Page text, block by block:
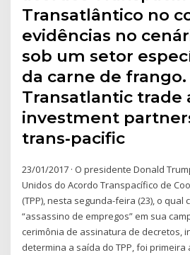
Transatlântico no
evidências no
sob um setor
da carne de frango.
Transatlantic trade
investment
trans‐pacific
23/01/2017 · O presidente Donald
Unidos do Acordo Transpacífico de
(TPP), nesta segunda-feira (23), o qual
“assassino de empregos” em sua
cerimônia de assinatura de decretos,
determina a saída do TPP, foi